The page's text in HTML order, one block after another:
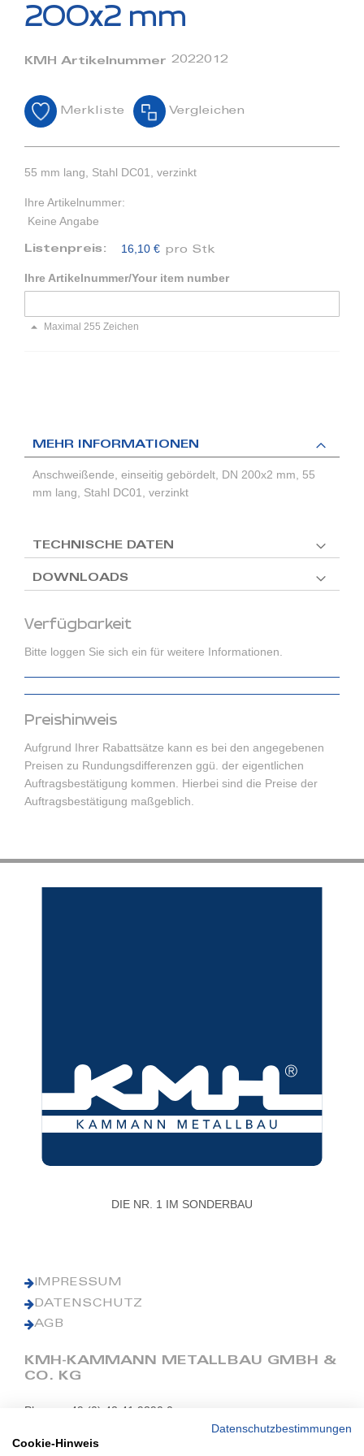
springen
200x2 mm
KMH Artikelnummer 2022012
Merkliste Vergleichen
55 mm lang, Stahl DC01, verzinkt
Ihre Artikelnummer:
Keine Angabe
Listenpreis: 16,10 € pro Stk
Ihre Artikelnummer/Your item number
Maximal 255 Zeichen
Verfügbarkeit
Bitte loggen Sie sich ein für weitere Informationen.
Preishinweis
Aufgrund Ihrer Rabattsätze kann es bei den angegebenen
Preisen zu Rundungsdifferenzen ggü. der eigentlichen
Auftragsbestätigung kommen. Hierbei sind die Preise der
Auftragsbestätigung maßgeblich.
MEHR INFORMATIONEN
Anschweißende, einseitig gebördelt, DN 200x2 mm, 55
mm lang, Stahl DC01, verzinkt
TECHNISCHE DATEN
DOWNLOADS
DIE NR. 1 IM SONDERBAU
IMPRESSUM
DATENSCHUTZ
AGB
KMH-KAMMANN METALLBAU GMBH &
CO. KG
Phone: +49 (0) 42 41 9390 0
E-Mail: office@kmh.net
Datenschutzbestimmungen
Cookie-Hinweis